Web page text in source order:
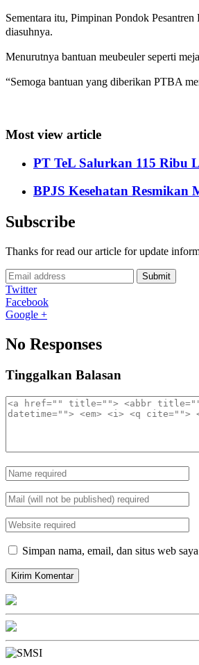
Sementara itu, Pimpinan Pondok
diasuhnya.
Menurutnya bantuan meubeuler seperti
“Semoga bantuan yang diberikan PTBA
Most view article
PT TeL Salurkan 115 Ribu
BPJS Kesehatan
Subscribe
Thanks for read our article for update
Submit
Twitter
Facebook
Google +
No Responses
Tinggalkan Balasan
Simpan nama, email, dan situs web